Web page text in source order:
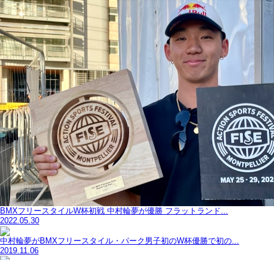
BMXフリースタイルW杯初戦 中村輪夢が優勝 フラットランド...
2022.05.30
中村輪夢がBMXフリースタイル・パーク男子初のW杯優勝で初の...
2019.11.06